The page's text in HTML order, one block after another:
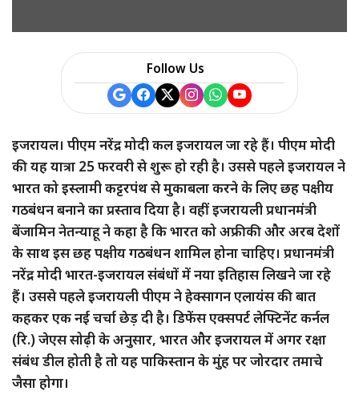
Follow Us
इजरायल। पीएम नरेंद्र मोदी कल इजरायल जा रहे हैं। पीएम मोदी
की यह यात्रा 25 फरवरी से शुरू हो रही है। उससे पहले इजरायल ने
भारत को इस्लामी कट्टरपंथ से मुकाबला करने के लिए छह पक्षीय
गठबंधन बनाने का प्रस्ताव दिया है। वहीं इजरायली प्रधानमंत्री
बेंजामिन नेतन्याहू ने कहा है कि भारत को अफ्रीकी और अरब देशों
के साथ इस छह पक्षीय गठबंधन शामिल होना चाहिए। प्रधानमंत्री
नरेंद्र मोदी भारत-इजरायल संबंधों में नया इतिहास लिखने जा रहे
हैं। उससे पहले इजरायली पीएम ने हेक्सागन एलायंस की बात
कहकर एक नई चर्चा छेड़ दी है। डिफेंस एक्सपर्ट लेफ्टिनेंट कर्नल
(रि.) जेएस सोढ़ी के अनुसार, भारत और इजरायल में अगर रक्षा
संबंध डील होती है तो यह पाकिस्तान के मुंह पर जोरदार तमाचे
जैसा होगा।